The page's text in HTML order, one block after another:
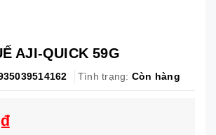
AJI-QUICK 59G
Tình trạng: Còn hàng